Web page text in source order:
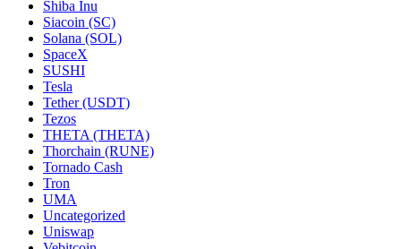
Shiba Inu
Siacoin (SC)
Solana (SOL)
SpaceX
SUSHI
Tesla
Tether (USDT)
Tezos
THETA (THETA)
Thorchain (RUNE)
Tornado Cash
Tron
UMA
Uncategorized
Uniswap